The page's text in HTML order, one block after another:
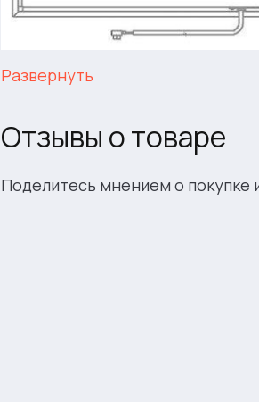
Развернуть
Отзывы о товаре
Поделитесь мнением о покупке